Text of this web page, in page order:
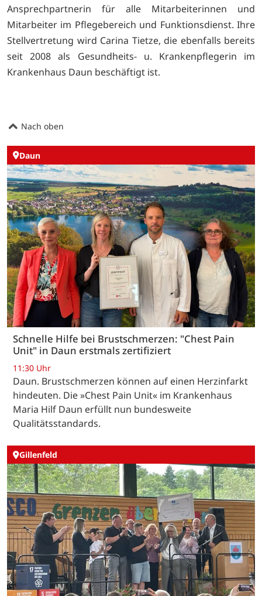
Ansprechpartnerin für alle Mitarbeiterinnen und
Mitarbeiter im Pflegebereich und Funktionsdienst. Ihre
Stellvertretung wird Carina Tietze, die ebenfalls bereits
seit 2008 als Gesundheits- u. Krankenpflegerin im
Krankenhaus Daun beschäftigt ist.
Nach oben
Daun
Schnelle Hilfe bei Brustschmerzen: "Chest Pain
Unit" in Daun erstmals zertifiziert
11:30 Uhr
Daun. Brustschmerzen können auf einen Herzinfarkt
hindeuten. Die »Chest Pain Unit« im Krankenhaus
Maria Hilf Daun erfüllt nun bundesweite
Qualitätsstandards.
Gillenfeld